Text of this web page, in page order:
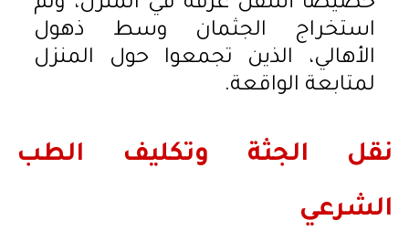
استخراج الجثمان وسط ذهول
الأهالي، الذين تجمعوا حول المنزل
لمتابعة الواقعة.
نقل الجثة وتكليف الطب
الشرعي